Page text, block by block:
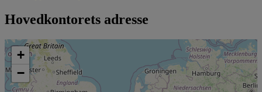
Hovedkontorets adresse
+
−